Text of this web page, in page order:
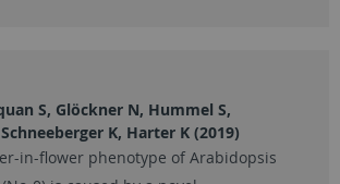
S, Glöckner N, Hummel S,
K, Harter K (2019)
in-flower phenotype of Arabidopsis